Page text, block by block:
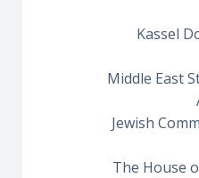
Kassel
Middle East
Jewish
The House